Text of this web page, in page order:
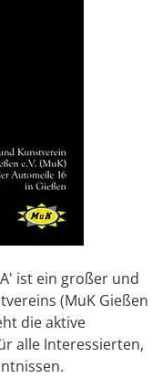
ist ein großer und
(MuK Gießen
die aktive
alle Interessierten,